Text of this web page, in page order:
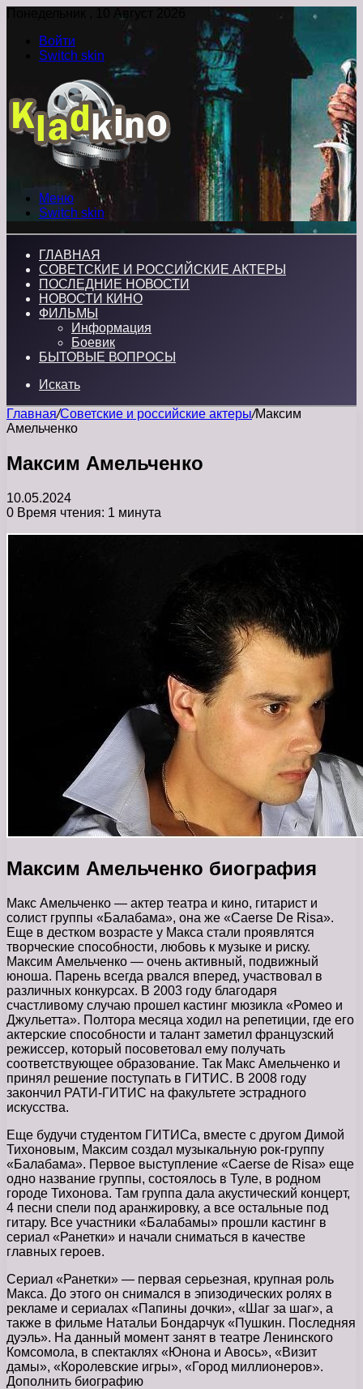
Понедельник , 10 Август 2026
Войти
Switch skin
Меню
Switch skin
ГЛАВНАЯ
СОВЕТСКИЕ И РОССИЙСКИЕ АКТЕРЫ
ПОСЛЕДНИЕ НОВОСТИ
НОВОСТИ КИНО
ФИЛЬМЫ
Информация
Боевик
БЫТОВЫЕ ВОПРОСЫ
Искать
Главная/Советские и российские актеры/Максим
Амельченко
Максим Амельченко
10.05.2024
0 Время чтения: 1 минута
Максим Амельченко биография
Макс Амельченко — актер театра и кино, гитарист и
солист группы «Балабама», она же «Caerse De Risa».
Еще в дестком возрасте у Макса стали проявлятся
творческие способности, любовь к музыке и риску.
Максим Амельченко — очень активный, подвижный
юноша. Парень всегда рвался вперед, участвовал в
различных конкурсах. В 2003 году благодаря
счастливому случаю прошел кастинг мюзикла «Ромео и
Джульетта». Полтора месяца ходил на репетиции, где его
актерские способности и талант заметил французский
режиссер, который посоветовал ему получать
соответствующее образование. Так Макс Амельченко и
принял решение поступать в ГИТИС. В 2008 году
закончил РАТИ-ГИТИС на факультете эстрадного
искусства.
Еще будучи студентом ГИТИСа, вместе с другом Димой
Тихоновым, Максим создал музыкальную рок-группу
«Балабама». Первое выступление «Caerse de Risa» еще
одно название группы, состоялось в Туле, в родном
городе Тихонова. Там группа дала акустический концерт,
4 песни спели под аранжировку, а все остальные под
гитару. Все участники «Балабамы» прошли кастинг в
сериал «Ранетки» и начали сниматься в качестве
главных героев.
Сериал «Ранетки» — первая серьезная, крупная роль
Макса. До этого он снимался в эпизодических ролях в
рекламе и сериалах «Папины дочки», «Шаг за шаг», а
также в фильме Натальи Бондарчук «Пушкин. Последняя
дуэль». На данный момент занят в театре Ленинского
Комсомола, в спектаклях «Юнона и Авось», «Визит
дамы», «Королевские игры», «Город миллионеров».
Дополнить биографию